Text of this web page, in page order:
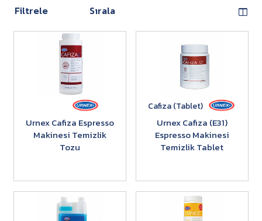
Filtrele Sırala
Urnex Cafiza Espresso
Makinesi Temizlik
Tozu
Cafiza (Tablet)
Urnex Cafiza (E31)
Espresso Makinesi
Temizlik Tablet